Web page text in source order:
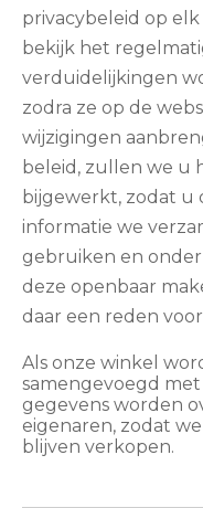
privacybeleid op
bekijk het
verduidelijkingen
zodra ze op de
wijzigingen
beleid, zullen we u
bijgewerkt, zodat u
informatie we
gebruiken en
deze openbaar
daar een reden
Als onze winkel
samengevoegd
gegevens worden
eigenaren, zodat
blijven verkopen.